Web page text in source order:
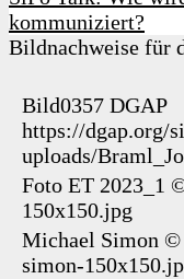
kommuniziert?
Bildnachweise für
Bild0357 DGAP
https://dgap.org/
uploads/
Foto ET 2023_1
150x150.jpg
Michael Simon ©
simon-